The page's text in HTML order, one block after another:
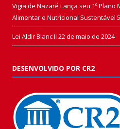
Vigia de Nazaré Lança seu 1º Plano
Alimentar e Nutricional Sustentável
Lei Aldir Blanc II 22 de maio de 2024
DESENVOLVIDO POR CR2